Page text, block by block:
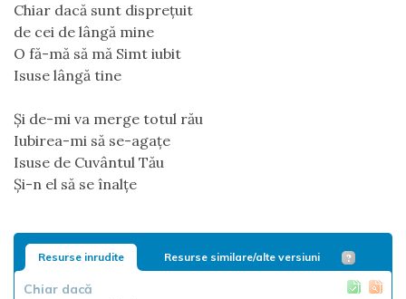
Chiar dacă sunt disprețuit
de cei de lângă mine
O fă-mă să mă Simt iubit
Isuse lângă tine
Și de-mi va merge totul rău
Iubirea-mi să se-agațe
Isuse de Cuvântul Tău
Și-n el să se înalțe
Resurse inrudite Resurse similare/alte versiuni
Chiar dacă